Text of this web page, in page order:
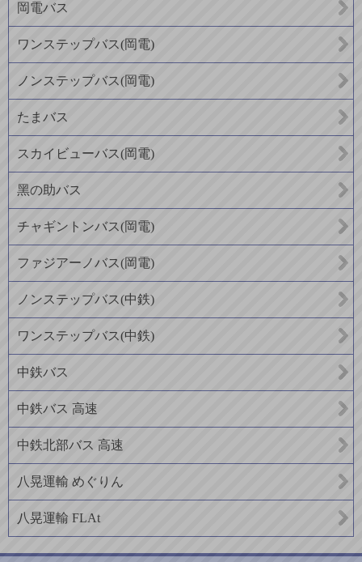
岡電バス
ワンステップバス(岡電)
ノンステップバス(岡電)
たまバス
スカイビューバス(岡電)
黑の助バス
チャギントンバス(岡電)
ファジアーノバス(岡電)
ノンステップバス(中鉄)
ワンステップバス(中鉄)
中鉄バス
中鉄バス 高速
中鉄北部バス 高速
八晃運輸 めぐりん
八晃運輸 FLAt